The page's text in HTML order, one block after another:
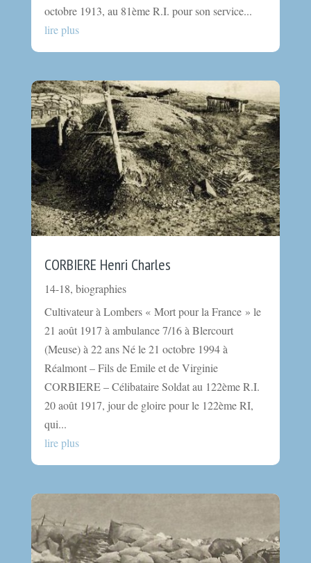
octobre 1913, au 81ème R.I. pour son service...
lire plus
CORBIERE Henri Charles
14-18, biographies
Cultivateur à Lombers « Mort pour la France » le
21 août 1917 à ambulance 7/16 à Blercourt
(Meuse) à 22 ans Né le 21 octobre 1994 à
Réalmont – Fils de Emile et de Virginie
CORBIERE – Célibataire Soldat au 122ème R.I.
20 août 1917, jour de gloire pour le 122ème RI,
qui...
lire plus